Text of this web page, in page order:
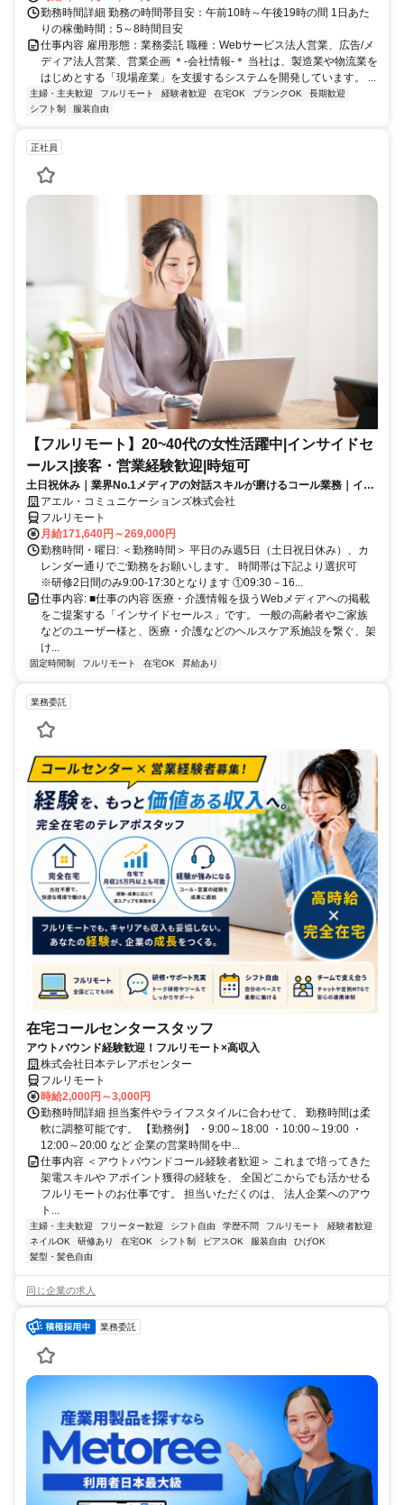
勤務時間詳細 勤務の時間帯目安：午前10時～午後19時の間 1日あた
りの稼働時間：5～8時間目安
仕事内容 雇用形態：業務委託 職種：Webサービス法人営業、広告/メ
ディア法人営業、営業企画 ＊-会社情報-＊ 当社は、製造業や物流業を
はじめとする「現場産業」を支援するシステムを開発しています。 ...
主婦・主夫歓迎 フルリモート 経験者歓迎 在宅OK ブランクOK
長期歓迎
シフト制
服装自由
正社員
【フルリモート】20~40代の女性活躍中|インサイドセ
ールス|接客・営業経験歓迎|時短可
土日祝休み｜業界No.1メディアの対話スキルが磨けるコール業務｜イン
センティブあり
アエル・コミュニケーションズ株式会社
フルリモート
月給171,640円～269,000円
勤務時間・曜日: ＜勤務時間＞ 平日のみ週5日（土日祝日休み）、カ
レンダー通りでご勤務をお願いします。 時間帯は下記より選択可
※研修2日間のみ9:00-17:30となります ①09:30－16...
仕事内容: ■仕事の内容 医療・介護情報を扱うWebメディアへの掲載
をご提案する「インサイドセールス」です。 一般の高齢者やご家族
などのユーザー様と、医療・介護などのヘルスケア系施設を繋ぐ、架
け...
固定時間制 フルリモート 在宅OK 昇給あり
業務委託
在宅コールセンタースタッフ
アウトバウンド経験歓迎！フルリモート×高収入
株式会社日本テレアポセンター
フルリモート
時給2,000円～3,000円
勤務時間詳細 担当案件やライフスタイルに合わせて、 勤務時間は柔
軟に調整可能です。 【勤務例】 ・9:00～18:00 ・10:00～19:00 ・
12:00～20:00 など 企業の営業時間を中...
仕事内容 ＜アウトバウンドコール経験者歓迎＞ これまで培ってきた
架電スキルや アポイント獲得の経験を、 全国どこからでも活かせる
フルリモートのお仕事です。 担当いただくのは、 法人企業へのアウ
ト...
主婦・主夫歓迎 フリーター歓迎 シフト自由 学歴不問 フルリモート
経験者歓迎
ネイルOK
研修あり 在宅OK シフト制 ピアスOK 服装自由
ひげOK
髪型・髪色自由
同じ企業の求人
業務委託